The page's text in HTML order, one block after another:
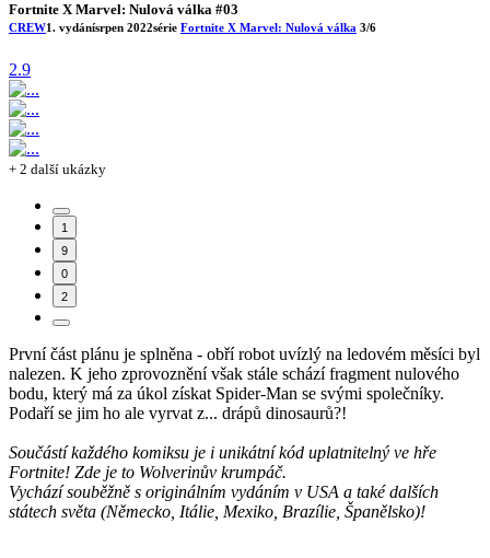
Fortnite X Marvel: Nulová válka #03
CREW1. vydánísrpen 2022série Fortnite X Marvel: Nulová válka 3/6
2.9
+ 2 další ukázky
1
9
0
2
První část plánu je splněna - obří robot uvízlý na ledovém měsíci byl
nalezen. K jeho zprovoznění však stále schází fragment nulového
bodu, který má za úkol získat Spider-Man se svými společníky.
Podaří se jim ho ale vyrvat z... drápů dinosaurů?!
Součástí každého komiksu je i unikátní kód uplatnitelný ve hře
Fortnite! Zde je to Wolverinův krumpáč.
Vychází souběžně s originálním vydáním v USA a také dalších
státech světa (Německo, Itálie, Mexiko, Brazílie, Španělsko)!